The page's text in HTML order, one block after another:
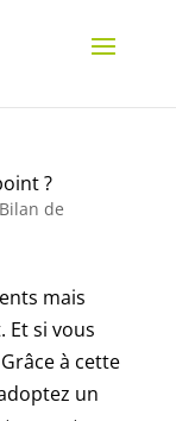
?
Bilan de
mais
Et si vous
à cette
un